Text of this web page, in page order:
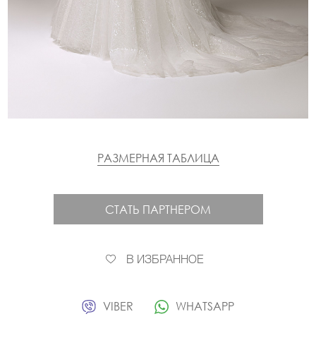
РАЗМЕРНАЯ ТАБЛИЦА
СТАТЬ ПАРТНЕРОМ
В ИЗБРАННОЕ
VIBER WHATSAPP